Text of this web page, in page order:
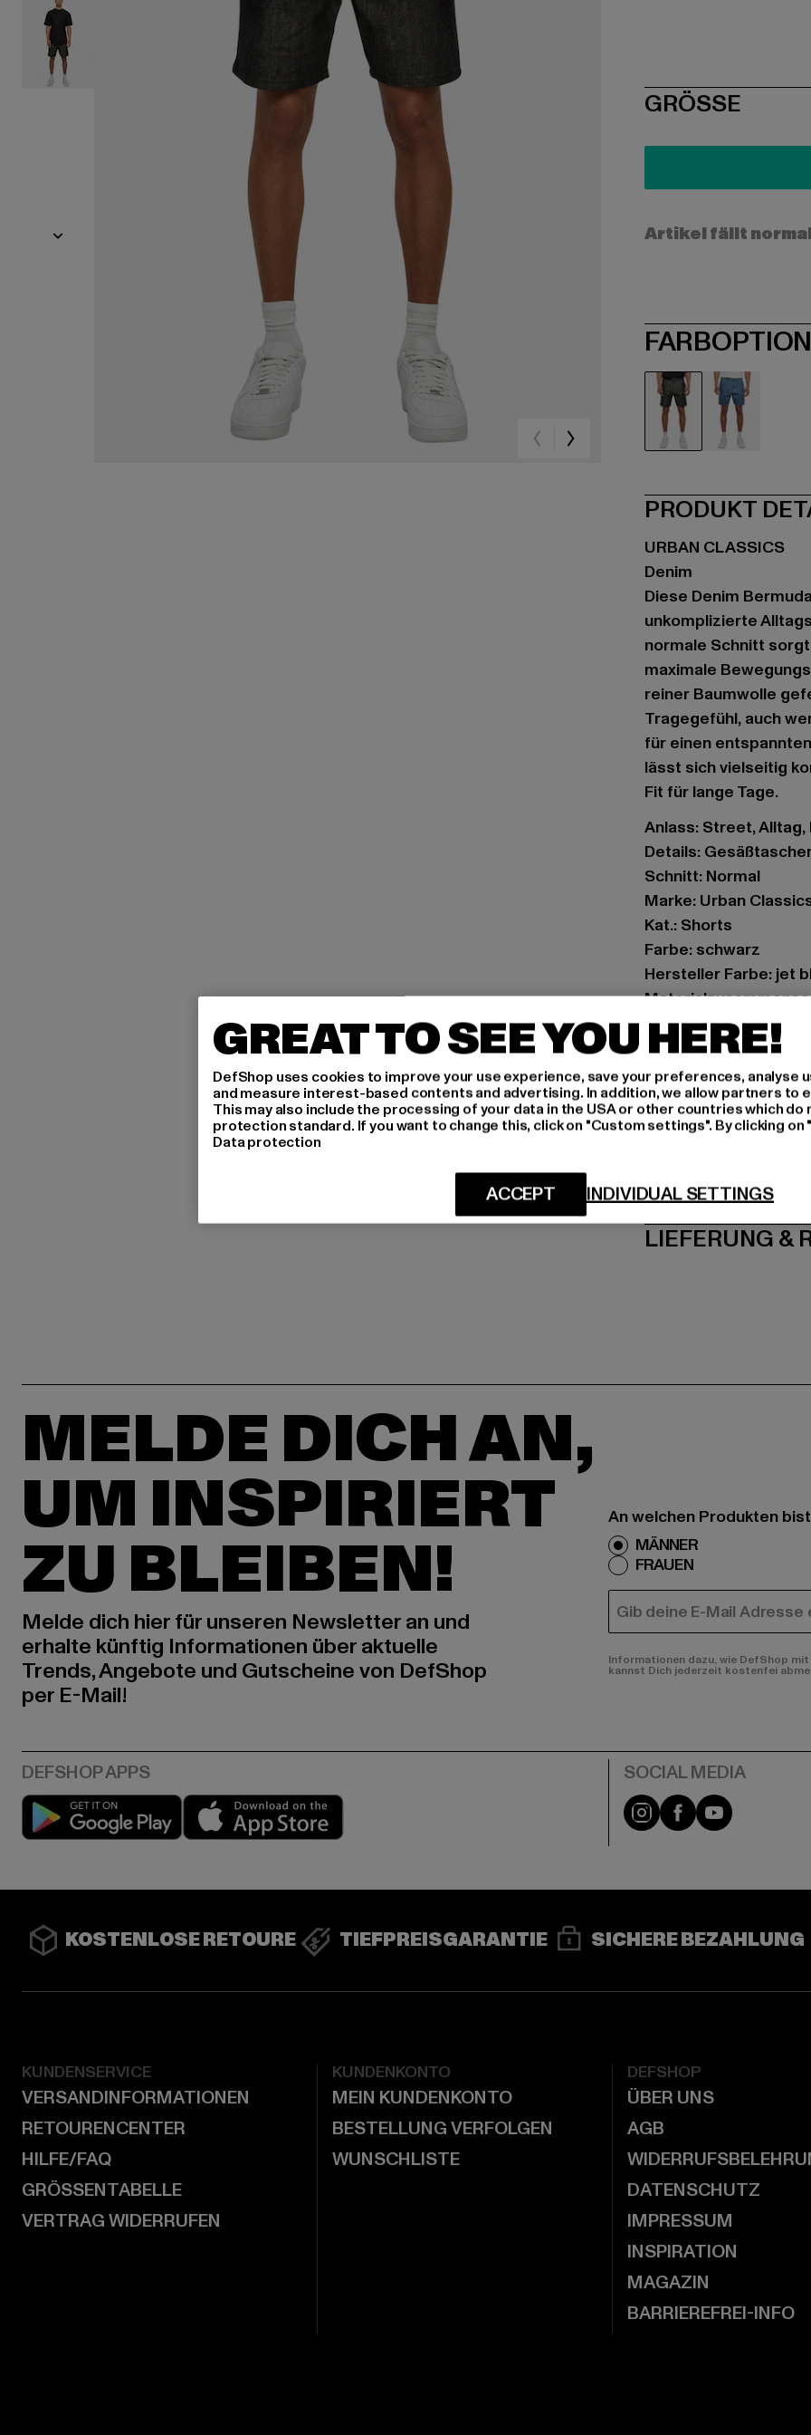
SIZE
GRÖSSE
Artikel fällt
PRODUKT
URBAN CLASSICS
Denim
Diese Denim
unkomplizierte
normale Schnitt
maximale
reiner Baumwolle
Tragegefühl, auch
für einen
lässt sich vielseitig
Fit für lange Tage.
Anlass: Street, Alltag,
Details:
Schnitt: Normal
Marke: Urban
Kat.: Shorts
Farbe: schwarz
Hersteller Farbe: jet
Art.Nr: TB6288-02343
Hersteller: TB
Dr.-Robert-Murjahn-
LIEFERUNG &
MELDE DICH AN,
UM INSPIRIERT
ZU BLEIBEN!
Melde dich hier für unseren Newsletter an und
erhalte künftig Informationen über aktuelle
Trends, Angebote und Gutscheine von DefShop
per E-Mail!
An welchen Produkten
MÄNNER
FRAUEN
E-MAIL
Informationen dazu, wie DefShop
kannst Dich jederzeit kostenfei
Play market Instagram
FacebookYouTube
KOSTENLOSE RETOURE TIEFPREISGARANTIE SICHERE BEZAHLUNG
KUNDENSERVICE
VERSANDINFORMATIONEN
RETOURENCENTER
HILFE/FAQ
GRÖSSENTABELLE
VERTRAG WIDERRUFEN
KUNDENKONTO
MEIN KUNDENKONTO
BESTELLUNG VERFOLGEN
WUNSCHLISTE
DEFSHOP
ÜBER UNS
AGB
DATENSCHUTZ
IMPRESSUM
INSPIRATION
MAGAZIN
BARRIEREFREI-INFO
GREAT TO SEE YOU HERE!
DefShop uses cookies to improve your use experience, save your preferences, analyse
and measure interest-based contents and advertising. In addition, we allow partners to
This may also include the processing of your data in the USA or other countries which do
protection standard. If you want to change this, click on "Custom settings". By clicking
Data protection
INDIVIDUAL SETTINGS
ACCEPT